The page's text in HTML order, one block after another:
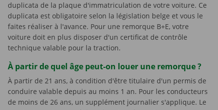
duplicata de la plaque d'immatriculation de votre voiture. Ce
duplicata est obligatoire selon la législation belge et vous le
faites réaliser à l'avance. Pour une remorque B+E, votre
voiture doit en plus disposer d'un certificat de contrôle
technique valable pour la traction.
À partir de quel âge peut-on louer une remorque ?
À partir de 21 ans, à condition d'être titulaire d'un permis de
conduire valable depuis au moins 1 an. Pour les conducteurs
de moins de 26 ans, un supplément journalier s'applique. Le